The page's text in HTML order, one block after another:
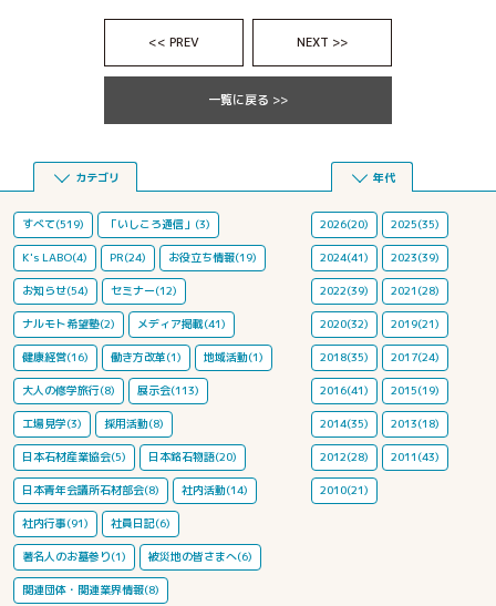
<< PREV NEXT >>
一覧に戻る >>
カテゴリ
すべて(519) 「いしころ通信」(3)
K's LABO(4) PR(24) お役立ち情報(19)
お知らせ(54) セミナー(12)
ナルモト希望塾(2) メディア掲載(41)
健康経営(16) 働き方改革(1) 地域活動(1)
大人の修学旅行(8) 展示会(113)
工場見学(3) 採用活動(8)
日本石材産業協会(5) 日本銘石物語(20)
日本青年会議所石材部会(8) 社内活動(14)
社内行事(91) 社員日記(6)
著名人のお墓参り(1) 被災地の皆さまへ(6)
関連団体・関連業界情報(8)
年代
2026(20) 2025(35)
2024(41) 2023(39)
2022(39) 2021(28)
2020(32) 2019(21)
2018(35) 2017(24)
2016(41) 2015(19)
2014(35) 2013(18)
2012(28) 2011(43)
2010(21)